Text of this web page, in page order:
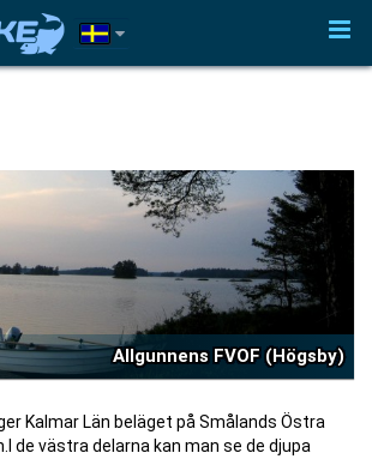
Allgunnens FVOF (Högsby)
Kalmar Län beläget på Smålands Östra
de västra delarna kan man se de djupa